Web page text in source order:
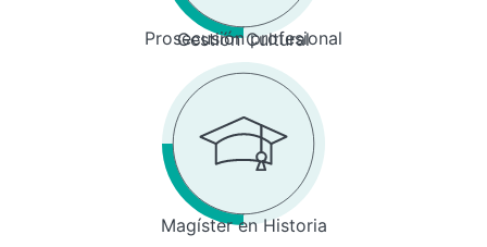
Prosecusión profesional
Gestión Cultural
Magíster en Historia